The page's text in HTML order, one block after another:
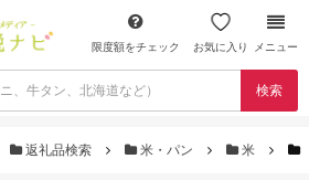
限度額をチェック お気に入り メニュー
検索
返礼品検索 米・パン 米